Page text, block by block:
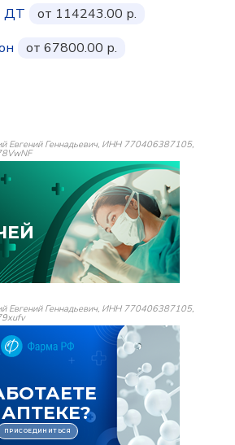
ДТ
от 114243.00 р.
от 67800.00 р.
Евгений Геннадьевич, ИНН 770406387105,
Евгений Геннадьевич, ИНН 770406387105,